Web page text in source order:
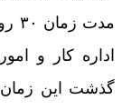
اداره کار و
گذشت این زمان